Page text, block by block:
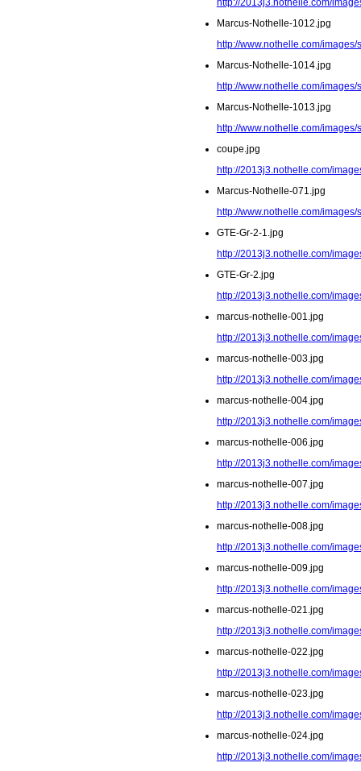
http://2013j3.nothelle.com/
Marcus-Nothelle-1012.jpg
http://www.nothelle.com/
Marcus-Nothelle-1014.jpg
http://www.nothelle.com/
Marcus-Nothelle-1013.jpg
http://www.nothelle.com/
coupe.jpg
http://2013j3.nothelle.com/
Marcus-Nothelle-071.jpg
http://www.nothelle.com/
GTE-Gr-2-1.jpg
http://2013j3.nothelle.com/
GTE-Gr-2.jpg
http://2013j3.nothelle.com/
marcus-nothelle-001.jpg
http://2013j3.nothelle.com/
marcus-nothelle-003.jpg
http://2013j3.nothelle.com/
marcus-nothelle-004.jpg
http://2013j3.nothelle.com/
marcus-nothelle-006.jpg
http://2013j3.nothelle.com/
marcus-nothelle-007.jpg
http://2013j3.nothelle.com/
marcus-nothelle-008.jpg
http://2013j3.nothelle.com/
marcus-nothelle-009.jpg
http://2013j3.nothelle.com/
marcus-nothelle-021.jpg
http://2013j3.nothelle.com/
marcus-nothelle-022.jpg
http://2013j3.nothelle.com/
marcus-nothelle-023.jpg
http://2013j3.nothelle.com/
marcus-nothelle-024.jpg
http://2013j3.nothelle.com/